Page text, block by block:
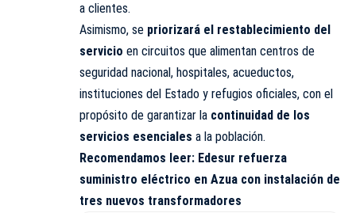
a clientes.
Asimismo, se priorizará el restablecimiento del
servicio en circuitos que alimentan centros de
seguridad nacional, hospitales, acueductos,
instituciones del Estado y refugios oficiales, con el
propósito de garantizar la continuidad de los
servicios esenciales a la población.
Recomendamos leer: Edesur refuerza
suministro eléctrico en Azua con instalación de
tres nuevos transformadores